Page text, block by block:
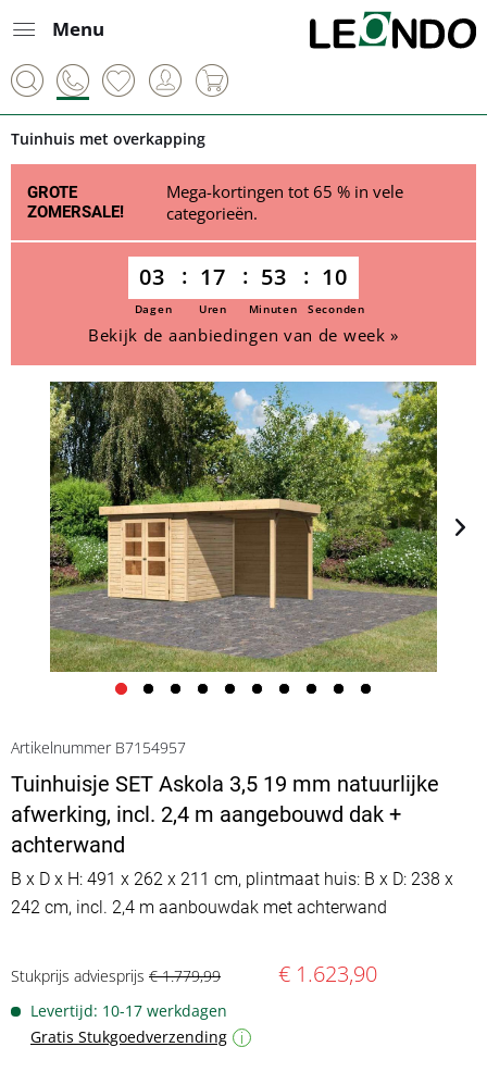
Menu
Tuinhuis met overkapping
GROTE
ZOMERSALE!
Mega-kortingen tot 65 % in vele
categorieën.
03 17 53 10
Dagen Uren Minuten Seconden
Bekijk de aanbiedingen van de week »
Artikelnummer B7154957
Tuinhuisje SET Askola 3,5 19 mm natuurlijke
afwerking, incl. 2,4 m aangebouwd dak +
achterwand
B x D x H: 491 x 262 x 211 cm, plintmaat huis: B x D: 238 x
242 cm, incl. 2,4 m aanbouwdak met achterwand
Stukprijs adviesprijs € 1.779,99 € 1.623,90
Levertijd: 10-17 werkdagen
Gratis Stukgoedverzending
i